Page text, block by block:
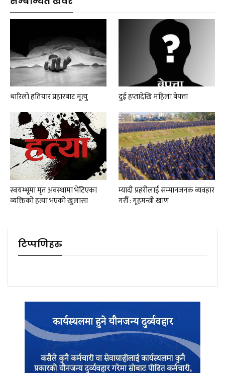
धारिलो हतियार प्रहारबाट मृत्यु दुई हप्तादेखि महिला बेपत्ता
स्वयम्भूमा मृत अवस्थामा भेटिएका
व्यक्तिको हत्या भएको खुलासा
म्यादी प्रहरीलाई सम्मानजनक व्यवहार
गरौँ : गृहमन्त्री खाण
टिप्पणिहरु